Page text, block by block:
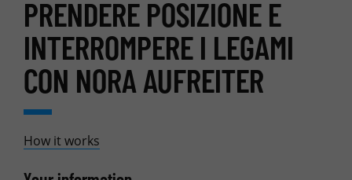
PRENDERE POSIZIONE E
INTERROMPERE I LEGAMI
CON NORA AUFREITER
How it works